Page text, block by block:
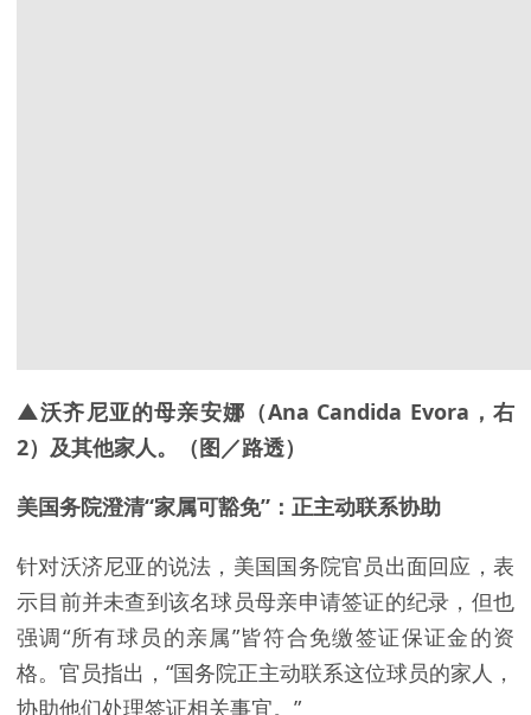
▲沃齐尼亚的母亲安娜（Ana Candida Evora，右
2）及其他家人。（图／路透）
美国务院澄清“家属可豁免”：正主动联系协助
针对沃济尼亚的说法，美国国务院官员出面回应，表
示目前并未查到该名球员母亲申请签证的纪录，但也
强调“所有球员的亲属”皆符合免缴签证保证金的资
格。官员指出，“国务院正主动联系这位球员的家人，
协助他们处理签证相关事宜。”